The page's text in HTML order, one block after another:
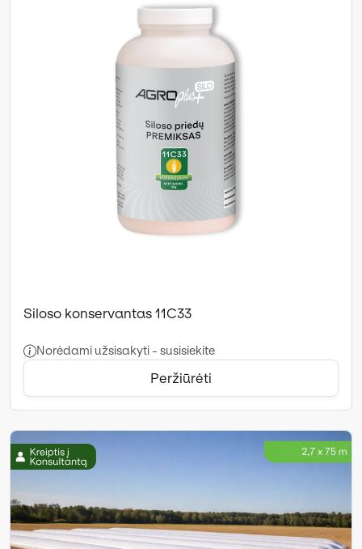
Siloso konservantas 11C33
Norėdami užsisakyti - susisiekite
Peržiūrėti